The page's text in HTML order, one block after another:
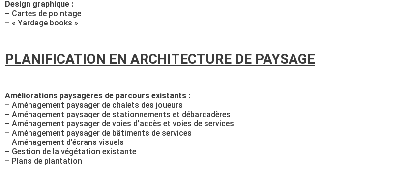
Design graphique :
– Cartes de pointage
– « Yardage books »
PLANIFICATION EN ARCHITECTURE DE PAYSAGE
Améliorations paysagères de parcours existants :
– Aménagement paysager de chalets des joueurs
– Aménagement paysager de stationnements et débarcadères
– Aménagement paysager de voies d’accès et voies de services
– Aménagement paysager de bâtiments de services
– Aménagement d’écrans visuels
– Gestion de la végétation existante
– Plans de plantation